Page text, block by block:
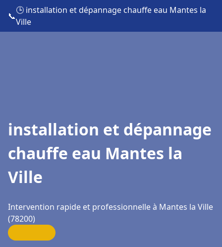
📞
🕒 installation et dépannage chauffe eau Mantes la
Ville
installation et dépannage
chauffe eau Mantes la
Ville
Intervention rapide et professionnelle à Mantes la Ville
(78200)